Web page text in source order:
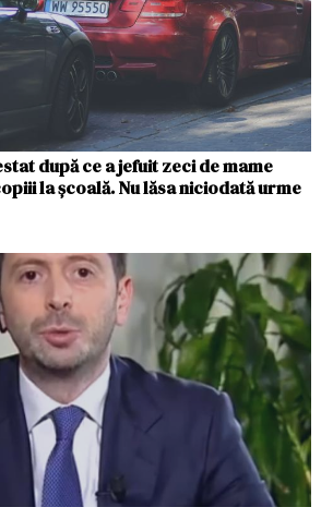
după ce a jefuit zeci de mame
la şcoală. Nu lăsa niciodată urme